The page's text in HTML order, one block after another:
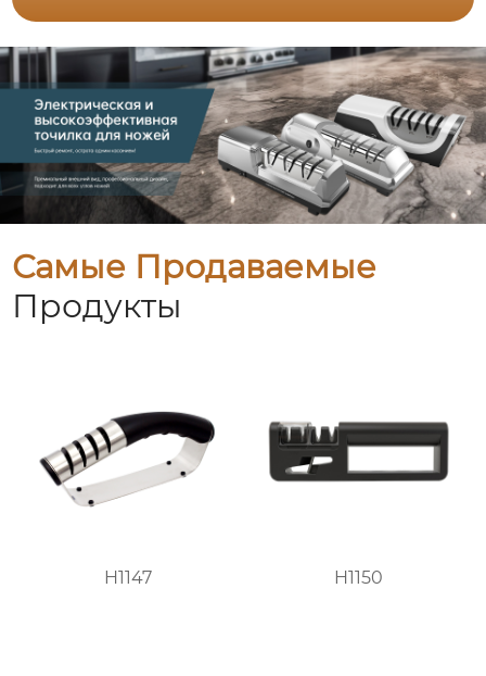
Самые Продаваемые
Продукты
H1147 H1150